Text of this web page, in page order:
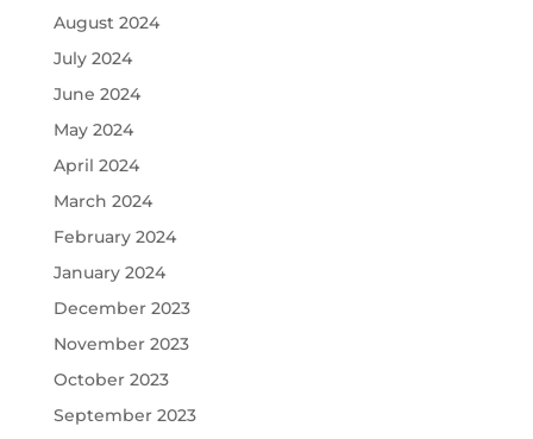
August 2024
July 2024
June 2024
May 2024
April 2024
March 2024
February 2024
January 2024
December 2023
November 2023
October 2023
September 2023